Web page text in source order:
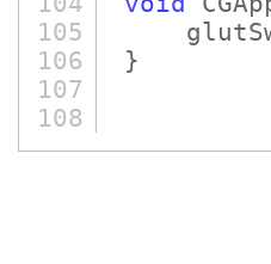
105
106
}
107
108